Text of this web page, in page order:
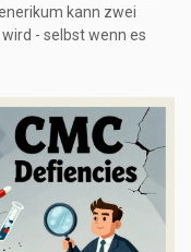
kann zwei
- selbst wenn es